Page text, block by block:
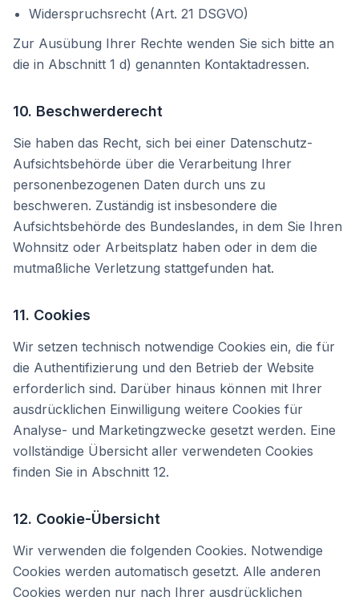
Widerspruchsrecht (Art. 21 DSGVO)
Zur Ausübung Ihrer Rechte wenden Sie sich bitte an
die in Abschnitt 1 d) genannten Kontaktadressen.
10. Beschwerderecht
Sie haben das Recht, sich bei einer Datenschutz-
Aufsichtsbehörde über die Verarbeitung Ihrer
personenbezogenen Daten durch uns zu
beschweren. Zuständig ist insbesondere die
Aufsichtsbehörde des Bundeslandes, in dem Sie Ihren
Wohnsitz oder Arbeitsplatz haben oder in dem die
mutmaßliche Verletzung stattgefunden hat.
11. Cookies
Wir setzen technisch notwendige Cookies ein, die für
die Authentifizierung und den Betrieb der Website
erforderlich sind. Darüber hinaus können mit Ihrer
ausdrücklichen Einwilligung weitere Cookies für
Analyse- und Marketingzwecke gesetzt werden. Eine
vollständige Übersicht aller verwendeten Cookies
finden Sie in Abschnitt 12.
12. Cookie-Übersicht
Wir verwenden die folgenden Cookies. Notwendige
Cookies werden automatisch gesetzt. Alle anderen
Cookies werden nur nach Ihrer ausdrücklichen